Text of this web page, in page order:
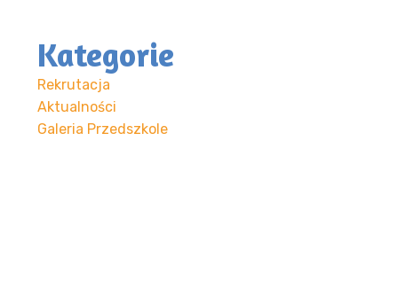
Kategorie
Rekrutacja
Aktualności
Galeria Przedszkole